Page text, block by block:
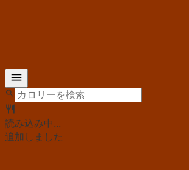
読み込み中...
追加しました